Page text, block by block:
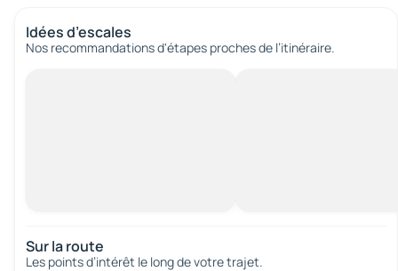
Idées d’escales
Nos recommandations d'étapes proches de l’itinéraire.
Sur la route
Les points d’intérêt le long de votre trajet.